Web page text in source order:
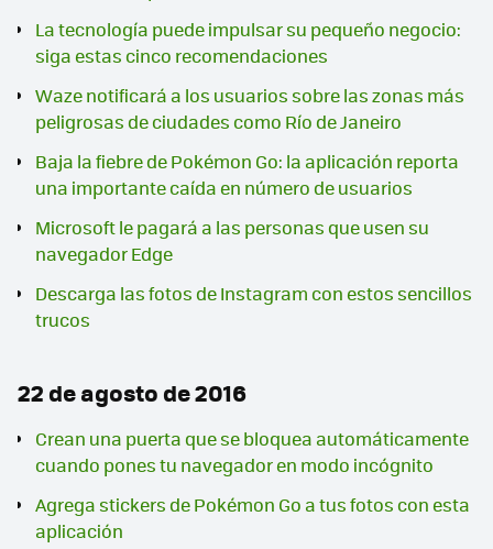
La tecnología puede impulsar su pequeño negocio:
siga estas cinco recomendaciones
Waze notificará a los usuarios sobre las zonas más
peligrosas de ciudades como Río de Janeiro
Baja la fiebre de Pokémon Go: la aplicación reporta
una importante caída en número de usuarios
Microsoft le pagará a las personas que usen su
navegador Edge
Descarga las fotos de Instagram con estos sencillos
trucos
22 de agosto de 2016
Crean una puerta que se bloquea automáticamente
cuando pones tu navegador en modo incógnito
Agrega stickers de Pokémon Go a tus fotos con esta
aplicación